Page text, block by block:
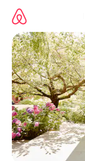
directement
contenu